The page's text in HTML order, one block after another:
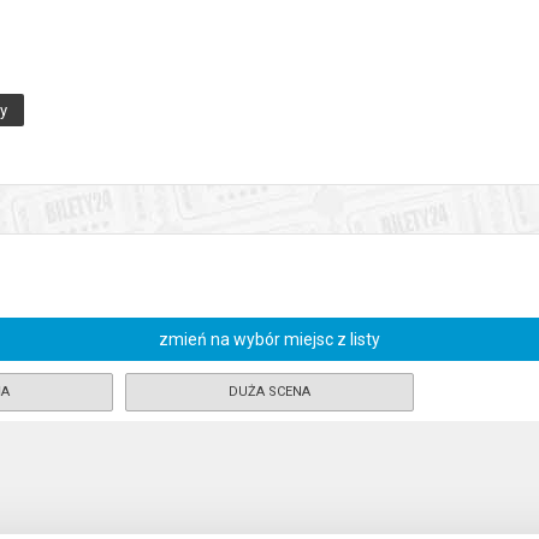
zmień na wybór miejsc z listy
DUŻA SCENA